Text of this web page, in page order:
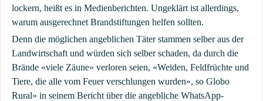
lockern, heißt es in Medienberichten. Ungeklärt ist allerdings,
warum ausgerechnet Brandstiftungen helfen sollten.
Denn die möglichen angeblichen Täter stammen selber aus der
Landwirtschaft und würden sich selber schaden, da durch die
Brände «viele Zäune» verloren seien, «Weiden, Feldfrüchte und
Tiere, die alle vom Feuer verschlungen wurden», so Globo
Rural» in seinem Bericht über die angebliche WhatsApp-